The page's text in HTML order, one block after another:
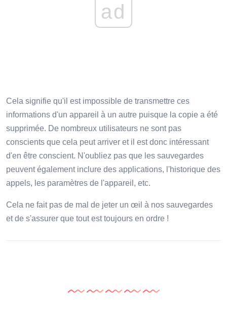
ad
Cela signifie qu'il est impossible de transmettre ces
informations d'un appareil à un autre puisque la copie a été
supprimée. De nombreux utilisateurs ne sont pas
conscients que cela peut arriver et il est donc intéressant
d'en être conscient. N'oubliez pas que les sauvegardes
peuvent également inclure des applications, l'historique des
appels, les paramètres de l'appareil, etc.
Cela ne fait pas de mal de jeter un œil à nos sauvegardes
et de s'assurer que tout est toujours en ordre !